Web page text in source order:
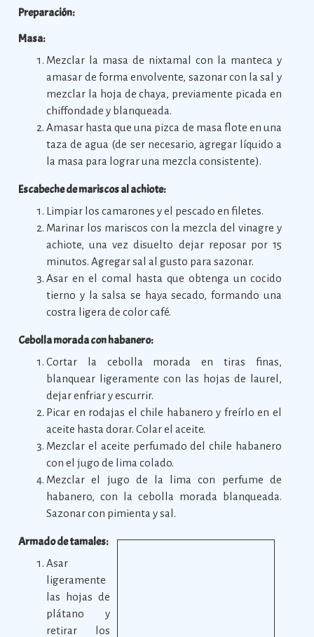
Preparación:
Masa:
Mezclar la masa de nixtamal con la manteca y
amasar de forma envolvente, sazonar con la sal y
mezclar la hoja de chaya, previamente picada en
chiffondade y blanqueada.
Amasar hasta que una pizca de masa flote en una
taza de agua (de ser necesario, agregar líquido a
la masa para lograr una mezcla consistente).
Escabeche de mariscos al achiote:
Limpiar los camarones y el pescado en filetes.
Marinar los mariscos con la mezcla del vinagre y
achiote, una vez disuelto dejar reposar por 15
minutos. Agregar sal al gusto para sazonar.
Asar en el comal hasta que obtenga un cocido
tierno y la salsa se haya secado, formando una
costra ligera de color café.
Cebolla morada con habanero:
Cortar la cebolla morada en tiras finas,
blanquear ligeramente con las hojas de laurel,
dejar enfriar y escurrir.
Picar en rodajas el chile habanero y freírlo en el
aceite hasta dorar. Colar el aceite.
Mezclar el aceite perfumado del chile habanero
con el jugo de lima colado.
Mezclar el jugo de la lima con perfume de
habanero, con la cebolla morada blanqueada.
Sazonar con pimienta y sal.
Armado de tamales:
Asar
ligeramente
las hojas de
plátano y
retirar los